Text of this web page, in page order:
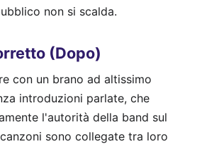
non si scalda.
(Dopo)
con un brano ad altissimo
introduzioni parlate, che
l'autorità della band sul
sono collegate tra loro